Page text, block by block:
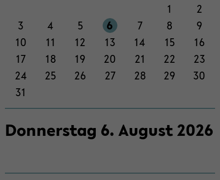
1
2
3
4 5 6 7 8
9
10
11 12 13 14 15
16
17
18 19 20 21 22
23
24
25 26 27 28 29
30
31
Don­ners­tag 6. Au­gust2026